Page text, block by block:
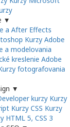
▼
a After Effects
Kurzy Adobe
a modelovania
kreslenie Adobe
fotografovania
▼
kurzy Kurzy
Kurzy CSS Kurzy
HTML 5, CSS 3